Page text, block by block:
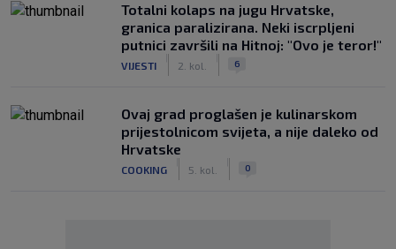
Totalni kolaps na jugu Hrvatske,
granica paralizirana. Neki iscrpljeni
putnici završili na Hitnoj: "Ovo je teror!"
VIJESTI 2. kol. 6
Ovaj grad proglašen je kulinarskom
prijestolnicom svijeta, a nije daleko od
Hrvatske
COOKING 5. kol. 0